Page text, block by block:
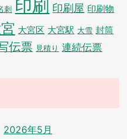
刺 印刷 印刷屋 印刷物
大宮区 大宮駅 大雪 封筒
伝票 見積り 連続伝票
2026年5月